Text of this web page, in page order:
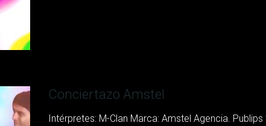
Conciertazo Amstel
Intérpretes: M-Clan Marca: Amstel Agencia.